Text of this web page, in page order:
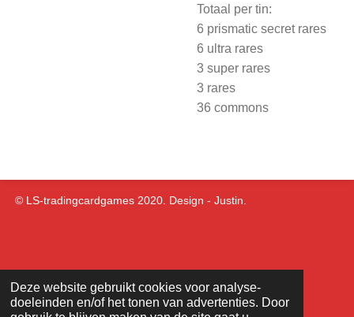
Deze website gebruikt cookies voor analyse-
doeleinden en/of het tonen van advertenties. Door
Totaal per tin:
6 prismatic secret rares
6 ultra rares
3 super rares
3 rares
36 commons
© LS-tradingcardgames 2020. Design - Justin.